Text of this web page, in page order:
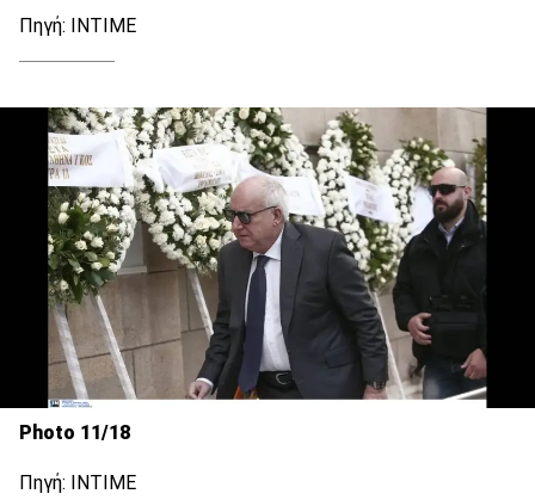
Πηγή: INTIME
Photo 11/18
Πηγή: INTIME